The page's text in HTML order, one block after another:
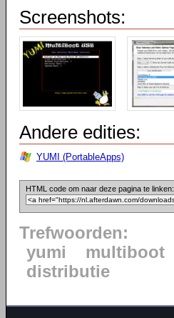
Screenshots:
Andere edities:
YUMI (PortableApps)
HTML code om naar deze pagina te linken:
Trefwoorden:
yumi
multiboot
distributie